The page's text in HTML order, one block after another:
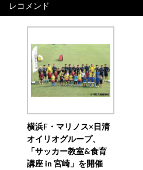
レコメンド
横浜F・マリノス×日清
オイリオグループ、
「サッカー教室&食育
講座 in 宮崎」を開催